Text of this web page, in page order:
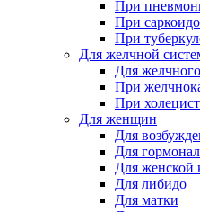
При
При
При
Для желчной
Для
При
При
Для женщин
Для
Для
Для женской
Для либидо
Для матки